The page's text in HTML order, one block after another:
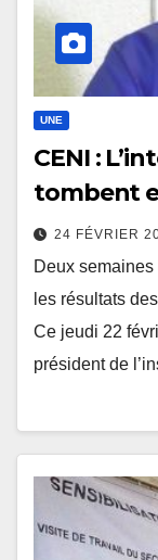
UNE
CENI :
tombent
24 FÉVRIER
Deux
les résultats
Ce jeudi 22
président de